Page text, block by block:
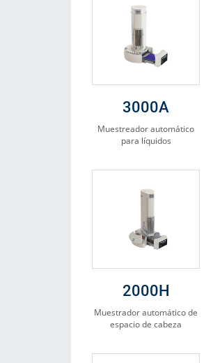
3000A
Muestreador automático
para líquidos
2000H
Muestrador automático de
espacio de cabeza